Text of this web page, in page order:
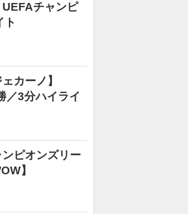
UEFAチャンピ
ト
カーノ】
／3分ハイライ
ピオンズリー
】